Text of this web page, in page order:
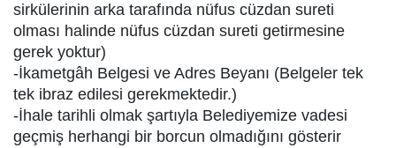
sirkülerinin arka tarafında nüfus cüzdan sureti
olması halinde nüfus cüzdan sureti getirmesine
gerek yoktur)
-İkametgâh Belgesi ve Adres Beyanı (Belgeler tek
tek ibraz edilesi gerekmektedir.)
-İhale tarihli olmak şartıyla Belediyemize vadesi
geçmiş herhangi bir borcun olmadığını gösterir